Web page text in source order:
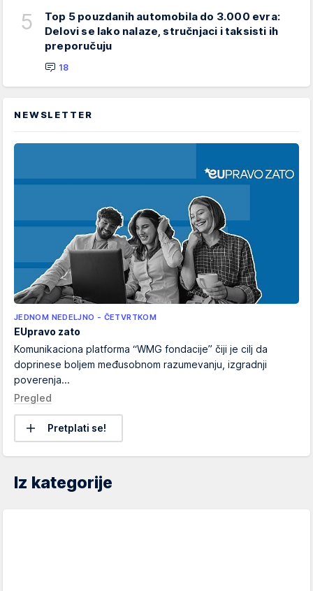
5
Top 5 pouzdanih automobila do 3.000 evra:
Delovi se lako nalaze, stručnjaci i taksisti ih
preporučuju
18
NEWSLETTER
JEDNOM NEDELJNO - ČETVRTKOM
EUpravo zato
Komunikaciona platforma “WMG fondacije” čiji je cilj da
doprinese boljem međusobnom razumevanju, izgradnji
poverenja...
Pregled
Pretplati se!
Iz kategorije